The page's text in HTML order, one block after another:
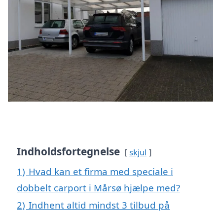
Indholdsfortegnelse skjul
1) Hvad kan et firma med speciale i
dobbelt carport i Mårsø hjælpe med?
2) Indhent altid mindst 3 tilbud på